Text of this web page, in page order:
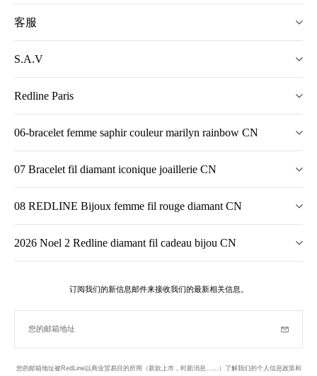
客服
S.A.V
Redline Paris
06-bracelet femme saphir couleur marilyn rainbow CN
07 Bracelet fil diamant iconique joaillerie CN
08 REDLINE Bijoux femme fil rouge diamant CN
2026 Noel 2 Redline diamant fil cadeau bijou CN
订阅我们的新信息邮件来接收我们的最新相关信息。
您的邮箱地址
您的邮箱地址被RedLine以商业贸易目的所用（新款上市，时新消息……）了解我们的个人信息政策和